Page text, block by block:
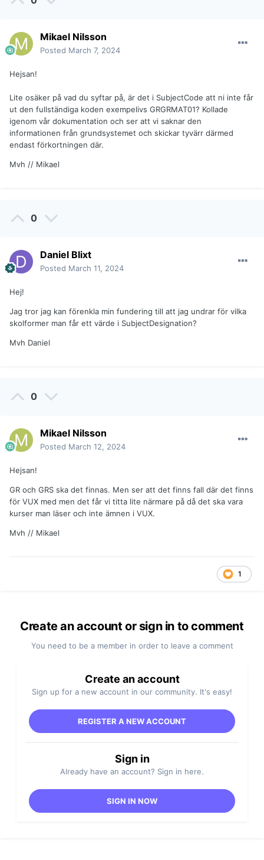
Mikael Nilsson
Posted March 7, 2024
Hejsan!
Lite osäker på vad du syftar på, är det i SubjectCode att ni inte får
ut den fullständiga koden exempelivs GRGRMAT01? Kollade
igenom vår dokumentation och ser att vi saknar den
informationen från grundsystemet och skickar tyvärr därmed
endast förkortningen där.
Mvh // Mikael
0
Daniel Blixt
Posted March 11, 2024
Hej!
Jag tror jag kan förenkla min fundering till att jag undrar för vilka
skolformer man får ett värde i SubjectDesignation?
Mvh Daniel
0
Mikael Nilsson
Posted March 12, 2024
Hejsan!
GR och GRS ska det finnas. Men ser att det finns fall där det finns
för VUX med men det får vi titta lite närmare på då det ska vara
kurser man läser och inte ämnen i VUX.
Mvh // Mikael
1
Create an account or sign in to comment
You need to be a member in order to leave a comment
Create an account
Sign up for a new account in our community. It's easy!
REGISTER A NEW ACCOUNT
Sign in
Already have an account? Sign in here.
SIGN IN NOW